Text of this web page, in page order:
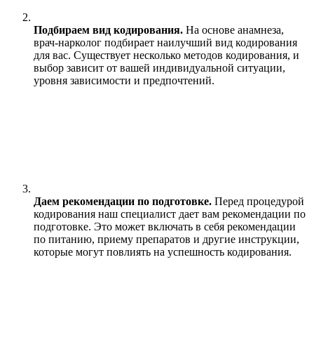
Подбираем вид кодирования. На основе анамнеза,
врач-нарколог подбирает наилучший вид кодирования
для вас. Существует несколько методов кодирования, и
выбор зависит от вашей индивидуальной ситуации,
уровня зависимости и предпочтений.
Даем рекомендации по подготовке. Перед процедурой
кодирования наш специалист дает вам рекомендации по
подготовке. Это может включать в себя рекомендации
по питанию, приему препаратов и другие инструкции,
которые могут повлиять на успешность кодирования.